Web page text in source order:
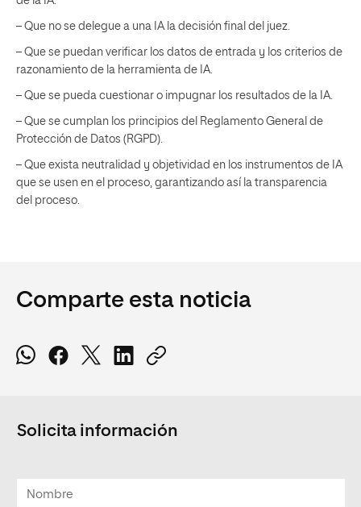
– Que no se delegue a una IA la decisión final del juez.
– Que se puedan verificar los datos de entrada y los criterios de
razonamiento de la herramienta de IA.
– Que se pueda cuestionar o impugnar los resultados de la IA.
– Que se cumplan los principios del Reglamento General de
Protección de Datos (RGPD).
– Que exista neutralidad y objetividad en los instrumentos de IA
que se usen en el proceso, garantizando así la transparencia
del proceso.
Comparte esta noticia
Solicita información